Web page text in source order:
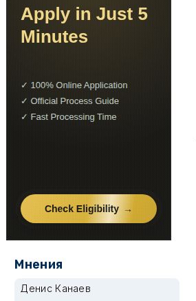
Мнения
Денис Канаев